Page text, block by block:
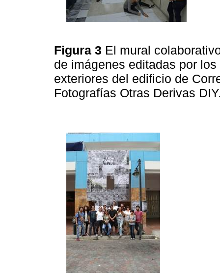
Figura 3 El mural
de imágenes editadas por
exteriores del edificio de
Fotografías Otras Derivas